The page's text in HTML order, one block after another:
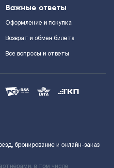
Важные ответы
Оформление и покупка
Возврат и обмен билета
Все вопросы и ответы
бронирование и онлайн-заказ
в том числе